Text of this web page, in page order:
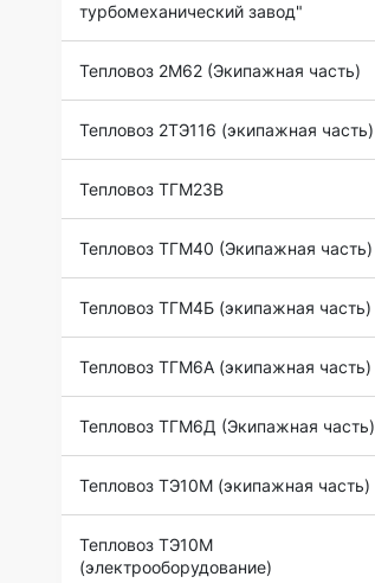
турбомеханический завод"
Тепловоз 2М62 (Экипажная часть)
Тепловоз 2ТЭ116 (экипажная часть)
Тепловоз ТГМ23В
Тепловоз ТГМ40 (Экипажная часть)
Тепловоз ТГМ4Б (экипажная часть)
Тепловоз ТГМ6А (экипажная часть)
Тепловоз ТГМ6Д (Экипажная часть)
Тепловоз ТЭ10М (экипажная часть)
Тепловоз ТЭ10М
(электрооборудование)